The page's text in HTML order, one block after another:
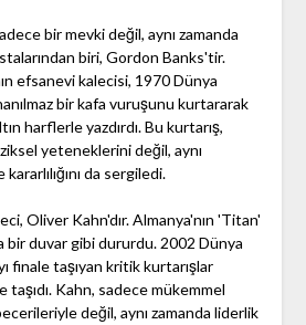
bir mevki değil, aynı zamanda
biri, Gordon Banks'tir.
efsanevi kalecisi, 1970 Dünya
bir kafa vuruşunu kurtararak
harflerle yazdırdı. Bu kurtarış,
yeteneklerini değil, aynı
da sergiledi.
Oliver Kahn'dır. Almanya'nın 'Titan'
bir duvar gibi dururdu. 2002 Dünya
finale taşıyan kritik kurtarışlar
taşıdı. Kahn, sadece mükemmel
değil, aynı zamanda liderlik